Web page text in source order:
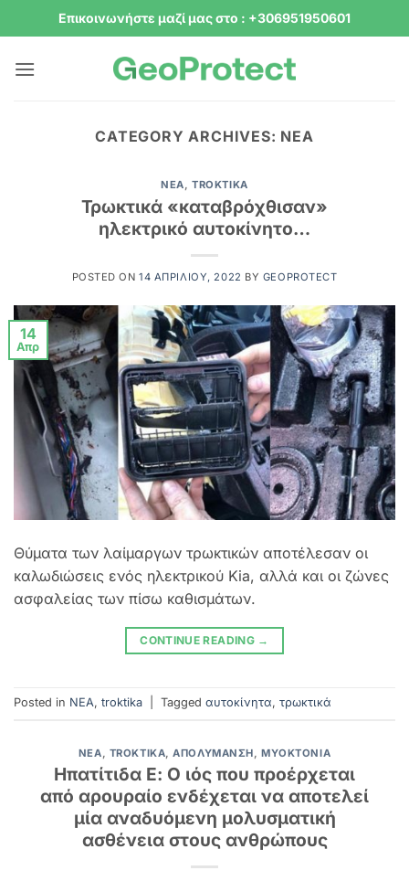
Μετάβαση
στο
Επικοινωνήστε μαζί μας στο : +306951950601
CATEGORY ARCHIVES: NEA
NEA,TROKTIKA
Τρωκτικά «καταβρόχθισαν»
ηλεκτρικό αυτοκίνητο…
POSTED ON14 ΑΠΡΙΛΊΟΥ, 2022 BY GEOPROTECT
14
Απρ
Θύματα των λαίμαργων τρωκτικών αποτέλεσαν οι
καλωδιώσεις ενός ηλεκτρικού Kia, αλλά και οι ζώνες
ασφαλείας των πίσω καθισμάτων.
CONTINUE READING →
Posted in NEA, troktika Tagged αυτοκίνητα, τρωκτικά
NEA, TROKTIKA,ΑΠΟΛΎΜΑΝΣΗ,ΜΥΟΚΤΟΝΊΑ
Ηπατίτιδα Ε: Ο ιός που προέρχεται
από αρουραίο ενδέχεται να αποτελεί
μία αναδυόμενη μολυσματική
ασθένεια στους ανθρώπους